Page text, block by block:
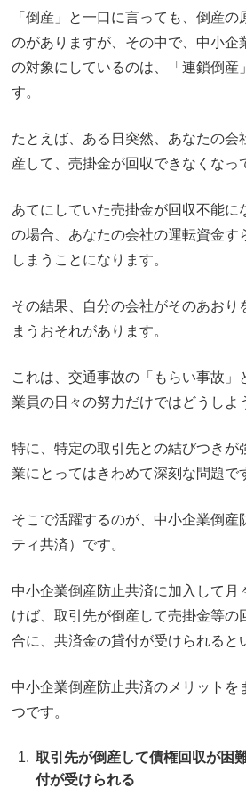
「倒産」と一口に言っても、倒産
のがありますが、その中で、中小企
の対象にしているのは、「連鎖倒産
す。
たとえば、ある日突然、あなたの会
産して、売掛金が回収できなくなっ
あてにしていた売掛金が回収不能に
の場合、あなたの会社の運転資金す
しまうことになります。
その結果、自分の会社がそのあおり
まうおそれがあります。
これは、交通事故の「もらい事故」
業員の日々の努力だけではどうしよ
特に、特定の取引先との結びつきが
業にとってはきわめて深刻な問題で
そこで活躍するのが、中小企業倒産
ティ共済）です。
中小企業倒産防止共済に加入して月
けば、取引先が倒産して売掛金等の
合に、共済金の貸付が受けられると
中小企業倒産防止共済のメリットを
つです。
取引先が倒産して債権回収が困
付が受けられる